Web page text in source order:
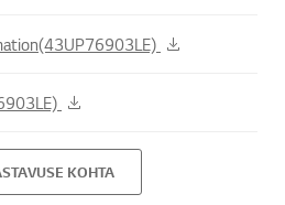
KOHTA